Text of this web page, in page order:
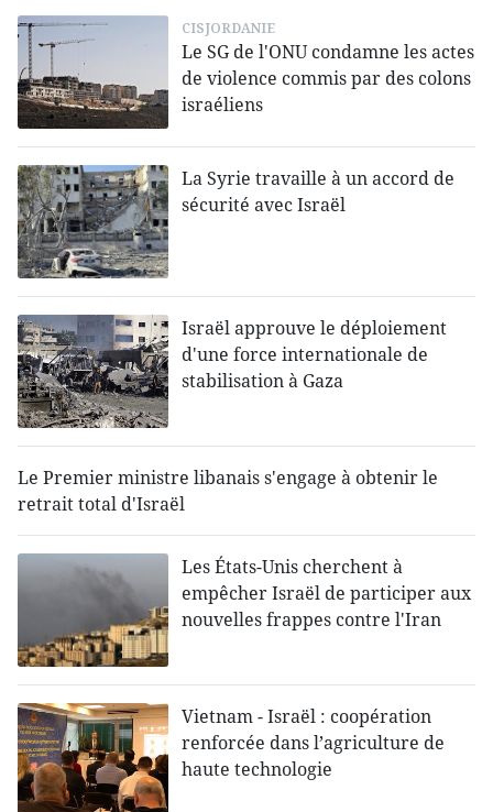
CISJORDANIE
Le SG de l'ONU condamne les actes
de violence commis par des colons
israéliens
La Syrie travaille à un accord de
sécurité avec Israël
Israël approuve le déploiement
d'une force internationale de
stabilisation à Gaza
Le Premier ministre libanais s'engage à obtenir le
retrait total d'Israël
Les États-Unis cherchent à
empêcher Israël de participer aux
nouvelles frappes contre l'Iran
Vietnam - Israël : coopération
renforcée dans l’agriculture de
haute technologie